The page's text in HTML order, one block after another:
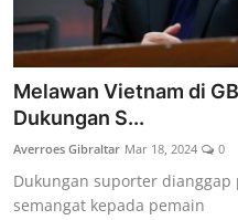
Melawan Vietnam di
Dukungan S...
Averroes Gibraltar Mar 18, 2024 0
Dukungan suporter
semangat kepada pemain